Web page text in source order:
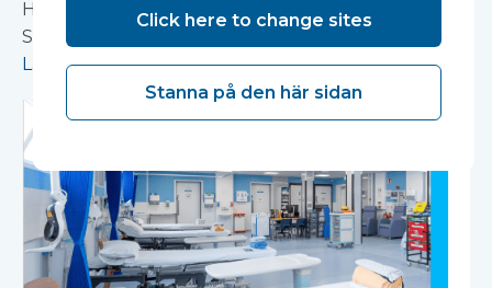
Högkvalitativa CDC-däck i toppklass, inklusive
Standard, Large, Nav och Eker.
Läs mer
Click here to change sites
Stanna på den här sidan